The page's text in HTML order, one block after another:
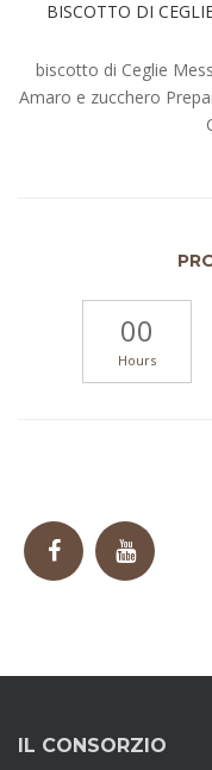
BISCOTTO DI
biscotto di Ceglie
Amaro e zucchero
00
Hours
IL CONSORZIO